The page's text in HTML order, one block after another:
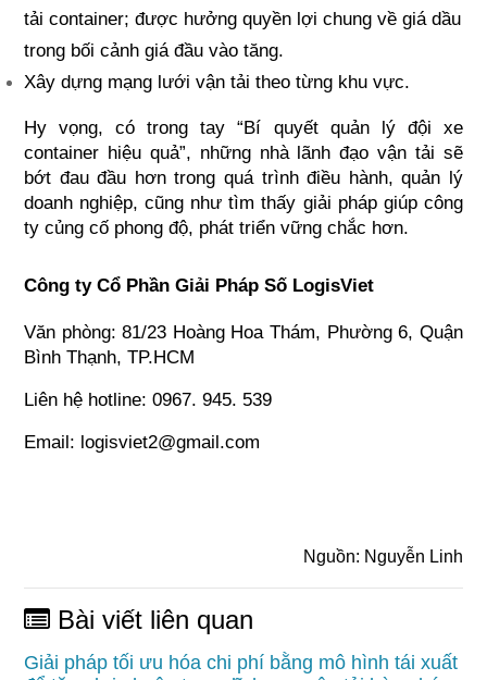
tải container; được hưởng quyền lợi chung về giá dầu
trong bối cảnh giá đầu vào tăng.
Xây dựng mạng lưới vận tải theo từng khu vực.
Hy vọng, có trong tay “Bí quyết quản lý đội xe
container hiệu quả”, những nhà lãnh đạo vận tải sẽ
bớt đau đầu hơn trong quá trình điều hành, quản lý
doanh nghiệp, cũng như tìm thấy giải pháp giúp công
ty củng cố phong độ, phát triển vững chắc hơn.
Công ty Cổ Phần Giải Pháp Số LogisViet
Văn phòng: 81/23 Hoàng Hoa Thám, Phường 6, Quận
Bình Thạnh, TP.HCM
Liên hệ hotline: 0967. 945. 539
Email: logisviet2@gmail.com
Nguồn: Nguyễn Linh
Bài viết liên quan
Giải pháp tối ưu hóa chi phí bằng mô hình tái xuất